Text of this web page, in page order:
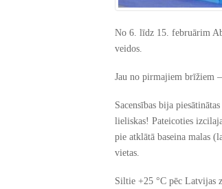
No 6. līdz 15. februārim
veidos.
Jau no pirmajiem brīžiem
Sacensības bija
lieliskas! Pateicoties
pie atklātā baseina malas
vietas.
Siltie +25 °C pēc Latvijas